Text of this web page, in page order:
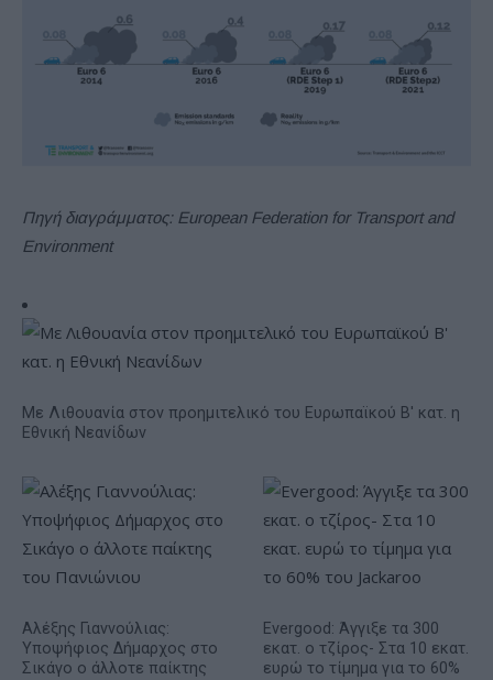
Πηγή διαγράμματος: European Federation for Transport and
Environment
Με Λιθουανία στον προημιτελικό του Ευρωπαϊκού Β' κατ. η
Εθνική Νεανίδων
Αλέξης Γιαννούλιας:
Υποψήφιος Δήμαρχος στο
Σικάγο ο άλλοτε παίκτης
Evergood: Άγγιξε τα 300
εκατ. ο τζίρος- Στα 10 εκατ.
ευρώ το τίμημα για το 60%